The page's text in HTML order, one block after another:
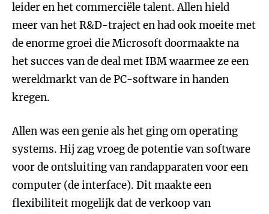
leider en het commerciële talent. Allen hield
meer van het R&D-traject en had ook moeite met
de enorme groei die Microsoft doormaakte na
het succes van de deal met IBM waarmee ze een
wereldmarkt van de PC-software in handen
kregen.
Allen was een genie als het ging om operating
systems. Hij zag vroeg de potentie van software
voor de ontsluiting van randapparaten voor een
computer (de interface). Dit maakte een
flexibiliteit mogelijk dat de verkoop van